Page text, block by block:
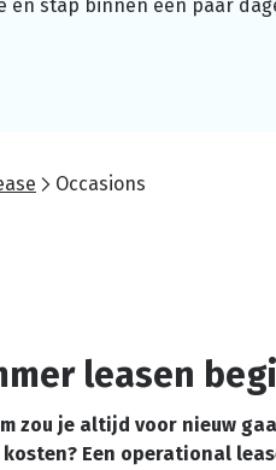
en stap binnen een paar
Occasions
leasen
zou je altijd voor nieuw
Een operational